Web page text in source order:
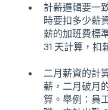
計薪邏輯要一
時要扣多少薪
薪的加班費標
31 天計算，扣
二月薪資的計
薪，二月破月
算。舉例：員